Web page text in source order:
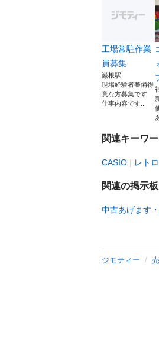
工場常駐作業
員募集
巌根駅
現場経験者整備得
意な方募集です
仕事内容です...
関連キーワ
CASIO レトロ
関連の掲示板
中古あげます
ジモティー